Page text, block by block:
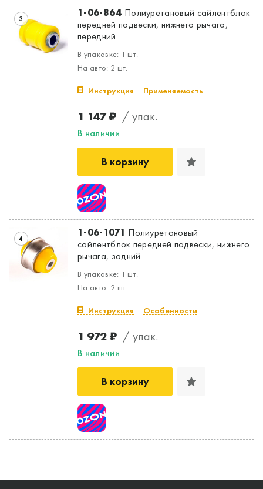
3 1-06-864 Полиуретановый сайлентблок
передней подвески, нижнего рычага,
передний
В упаковке: 1 шт.
На авто: 2 шт.
Инструкция Применяемость
1 147 ₽ / упак.
В наличии
В корзину
4 1-06-1071 Полиуретановый
сайлентблок передней подвески, нижнего
рычага, задний
В упаковке: 1 шт.
На авто: 2 шт.
Инструкция Особенности
1 972 ₽ / упак.
В наличии
В корзину